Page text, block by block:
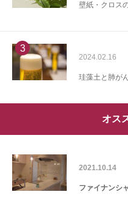
壁紙・クロス
3
2024.02.16
珪藻土と肺が
オス
2021.10.14
ファイナンシ